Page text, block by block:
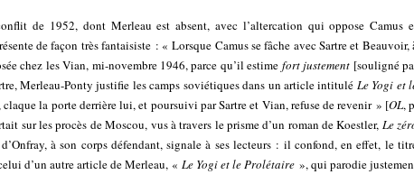
de 1952, dont Merleau est absent, avec l’altercation qui oppose Camus
de façon très fantaisiste : « Lorsque Camus se fâche avec Sartre et Beauvoir,
chez les Vian, mi-novembre 1946, parce qu’il estime fort justement [souligné
Merleau-Ponty justifie les camps soviétiques dans un article intitulé Le Yogi et
claque la porte derrière lui, et poursuivi par Sartre et Vian, refuse de revenir » [OL,
sur les procès de Moscou, vus à travers le prisme d’un roman de Koestler, Le
à son corps défendant, signale à ses lecteurs : il confond, en effet, le
d’un autre article de Merleau, « Le Yogi et le Prolétaire », qui parodie